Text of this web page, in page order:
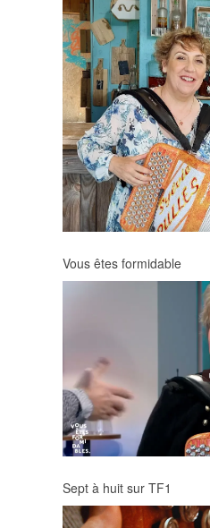
Vous êtes formidable
Sept à huit sur TF1